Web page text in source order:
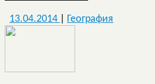
13.04.2014 География